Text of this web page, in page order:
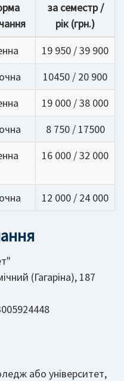
за семестр /
рік (грн.)
19 950 / 39 900
10450 / 20 900
19 000 / 38 000
8 750 / 17500
16 000 / 32 000
12 000 / 24 000
(Гагаріна), 187
або університет,